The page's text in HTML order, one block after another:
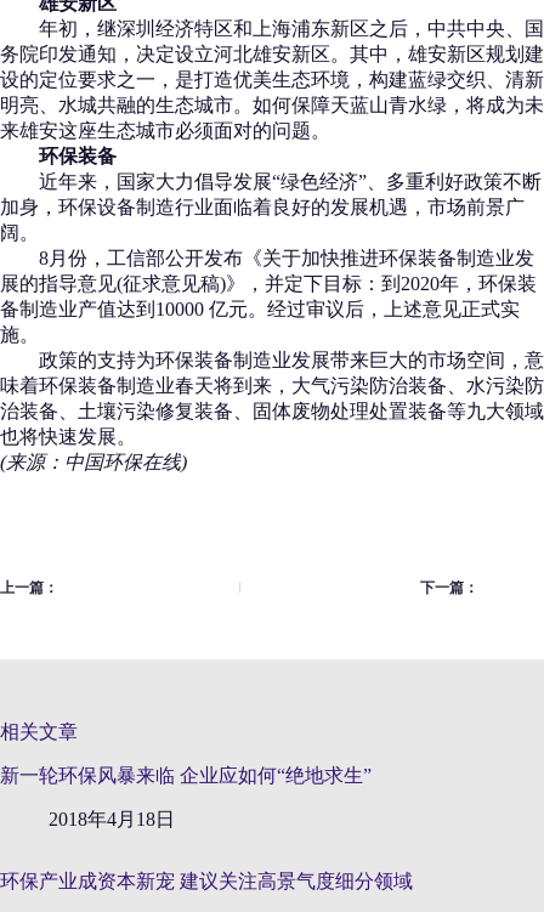
年初，继深圳经济特区和上海浦东新区之后，中共中央、国
务院印发通知，决定设立河北雄安新区。其中，雄安新区规划建
设的定位要求之一，是打造优美生态环境，构建蓝绿交织、清新
明亮、水城共融的生态城市。如何保障天蓝山青水绿，将成为未
来雄安这座生态城市必须面对的问题。
环保装备
近年来，国家大力倡导发展“绿色经济”、多重利好政策不断
加身，环保设备制造行业面临着良好的发展机遇，市场前景广
阔。
8月份，工信部公开发布《关于加快推进环保装备制造业发
展的指导意见(征求意见稿)》，并定下目标：到2020年，环保装
备制造业产值达到10000 亿元。经过审议后，上述意见正式实
施。
政策的支持为环保装备制造业发展带来巨大的市场空间，意
味着环保装备制造业春天将到来，大气污染防治装备、水污染防
治装备、土壤污染修复装备、固体废物处理处置装备等九大领域
也将快速发展。
(来源：中国环保在线)
上一篇： 下一篇：
相关文章
新一轮环保风暴来临 企业应如何“绝地求生”
2018年4月18日
环保产业成资本新宠 建议关注高景气度细分领域